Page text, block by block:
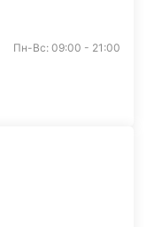
Пн-Вс: 09:00 - 21:00